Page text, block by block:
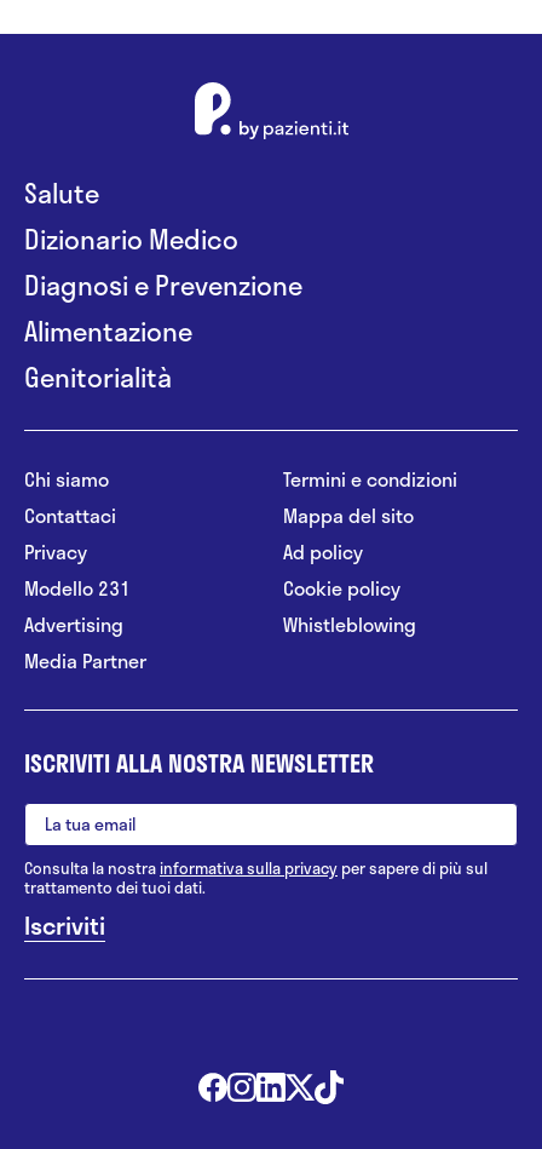
Salute
Dizionario Medico
Diagnosi e Prevenzione
Alimentazione
Genitorialità
Chi siamo
Contattaci
Privacy
Modello 231
Advertising
Media Partner
Termini e condizioni
Mappa del sito
Ad policy
Cookie policy
Whistleblowing
ISCRIVITI ALLA NOSTRA NEWSLETTER
Consulta la nostrainformativa sulla privacy per sapere di più sul
trattamento dei tuoi dati.